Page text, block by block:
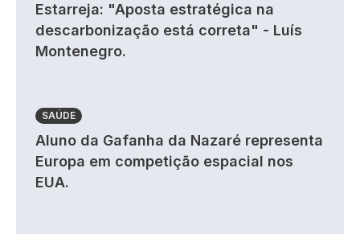
Estarreja: "Aposta estratégica na
descarbonização está correta" - Luís
Montenegro.
SAÚDE
Aluno da Gafanha da Nazaré representa
Europa em competição espacial nos
EUA.